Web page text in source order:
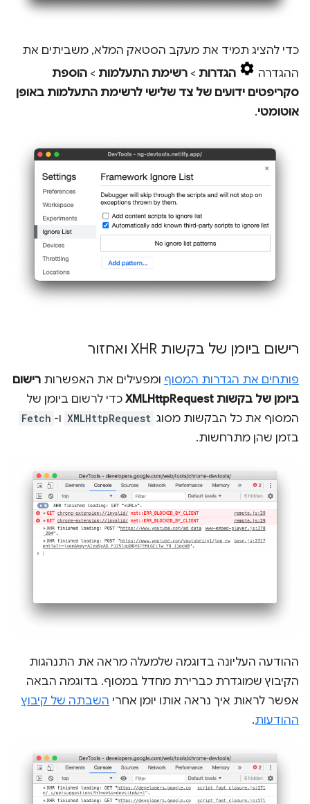
כדי להציג תמיד את מעקב הסטאק המלא, משביתים את
ההגדרה
הגדרות > רשימת התעלמות > הוספת
סקריפטים ידועים של צד שלישי לרשימת התעלמות באופן
אוטומטי.
רישום ביומן של בקשות XHR ואחזור
פותחים את הגדרות המסוף ומפעילים את האפשרות רישום
ביומן של בקשות XMLHttpRequest
כדי לרשום ביומן של
המסוף את כל הבקשות מסוג XMLHttpRequest ו- Fetch
בזמן שהן מתרחשות.
ההודעה העליונה בדוגמה שלמעלה מראה את התנהגות
הקיבוץ שמוגדרת כברירת מחדל במסוף. בדוגמה הבאה
אפשר לראות איך נראה אותו יומן אחרי השבתה של קיבוץ
ההודעות.